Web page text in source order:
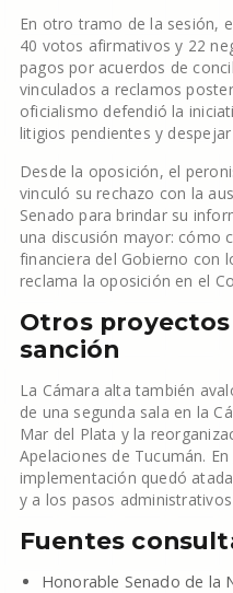
En otro tramo de la sesión,
40 votos afirmativos y 22
pagos por acuerdos de
vinculados a reclamos
oficialismo defendió la
litigios pendientes y
Desde la oposición, el
vinculó su rechazo con la
Senado para brindar su
una discusión mayor: cómo
financiera del Gobierno con
reclama la oposición en el
Otros
sanción
La Cámara alta también
de una segunda sala en la
Mar del Plata y la
Apelaciones de Tucumán.
implementación quedó
y a los pasos
Fuentes
Honorable Senado de la